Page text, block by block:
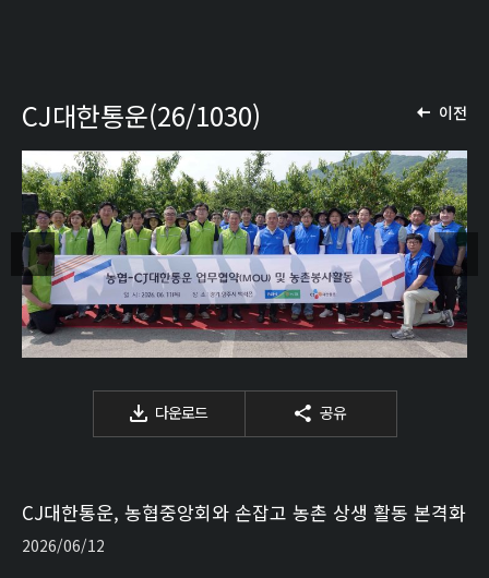
이전
CJ대한통운(26/1030)
다운로드 공유
CJ대한통운, 농협중앙회와 손잡고 농촌 상생 활동 본격화
2026/06/12